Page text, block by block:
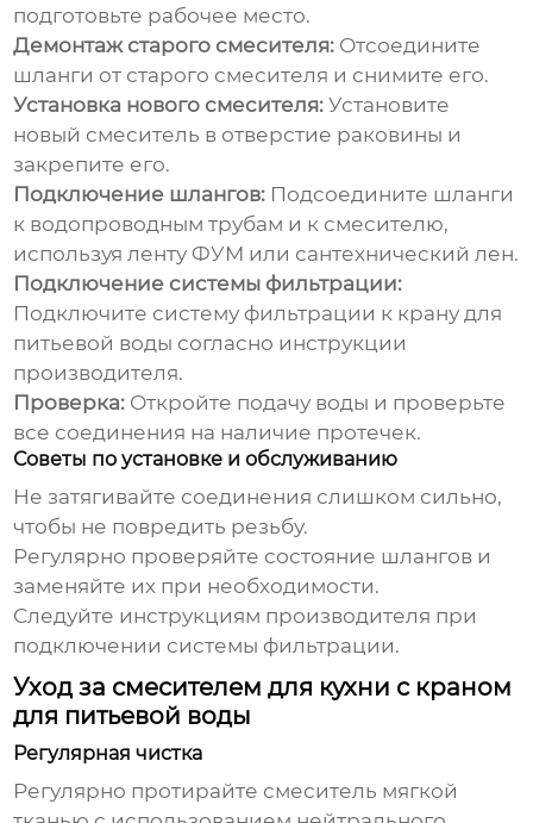
подготовьте рабочее место.
Демонтаж старого смесителя: Отсоедините
шланги от старого смесителя и снимите его.
Установка нового смесителя: Установите
новый смеситель в отверстие раковины и
закрепите его.
Подключение шлангов: Подсоедините шланги
к водопроводным трубам и к смесителю,
используя ленту ФУМ или сантехнический лен.
Подключение системы фильтрации:
Подключите систему фильтрации к крану для
питьевой воды согласно инструкции
производителя.
Проверка: Откройте подачу воды и проверьте
все соединения на наличие протечек.
Советы по установке и обслуживанию
Не затягивайте соединения слишком сильно,
чтобы не повредить резьбу.
Регулярно проверяйте состояние шлангов и
заменяйте их при необходимости.
Следуйте инструкциям производителя при
подключении системы фильтрации.
Уход за смесителем для кухни с краном
для питьевой воды
Регулярная чистка
Регулярно протирайте смеситель мягкой